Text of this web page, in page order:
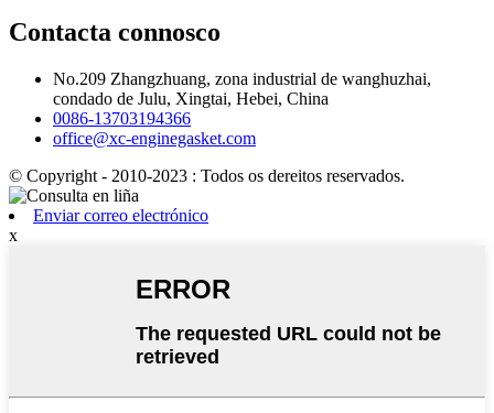
Contacta connosco
No.209 Zhangzhuang, zona industrial de wanghuzhai,
condado de Julu, Xingtai, Hebei, China
0086-13703194366
office@xc-enginegasket.com
© Copyright - 2010-2023 : Todos os dereitos reservados.
Enviar correo electrónico
x